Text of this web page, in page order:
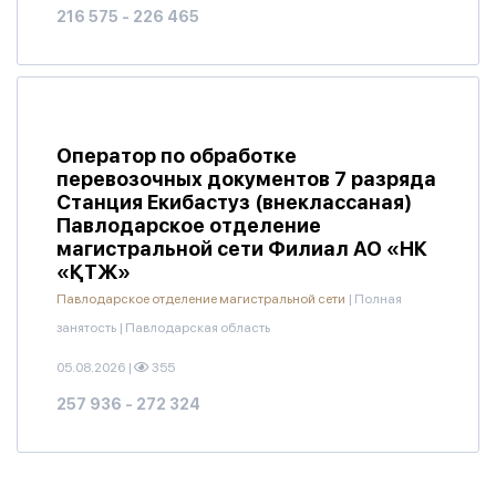
216 575 - 226 465
Оператор по обработке
перевозочных документов 7 разряда
Станция Екибастуз (внеклассаная)
Павлодарское отделение
магистральной сети Филиал АО «НК
«ҚТЖ»
Павлодарское отделение магистральной сети | Полная
занятость | Павлодарская область
05.08.2026 | 355
257 936 - 272 324